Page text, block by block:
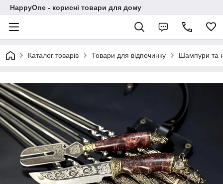
HappyOne - корисні товари для дому
Каталог товарів Товари для відпочинку Шампури та